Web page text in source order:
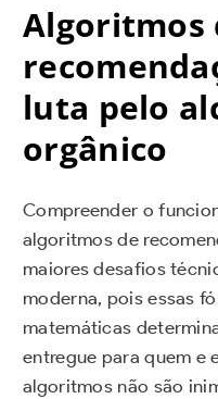
Algoritmos
luta pelo
orgânico
Compreender o
algoritmos de
maiores desafios
moderna, pois essas
matemáticas
entregue para quem e
algoritmos não são